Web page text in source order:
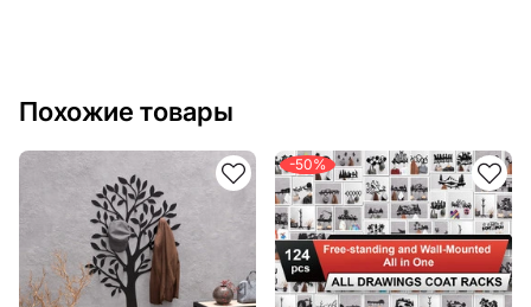
Похожие товары
-50%